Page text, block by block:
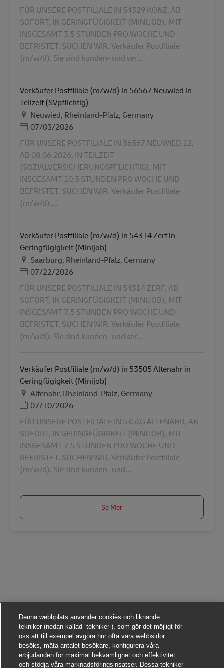
FÜR UNSERE POSTFILIALE IN 54329 KONZ, AB
SOFORT, IN GERINGFÜGIGKEIT (MINIJOB), MIT
INSGESAMT 3,5 STUNDEN PRO WOCHE UND
BEFRISTET, SUCHEN WIR. Verkäufer Postfiliale
(m/w/d). Sie sind kunden- und ser...
Verkäufer Postfiliale (m/w/d) in 56567 Neuwied in
Teilzeit (SVpflichtig)
PlatsNeuwied, Rheinland-Pfalz, Germany
Posted Date
07/03/2026
FÜR UNSERE POSTFILIALE IN 56567 NEUWIED 12,
AB 08.06.2026, IN TEILZEIT
(SOZIALVERSICHERUNGSPFLICHTIG), MIT
INSGESAMT 10,5 STUNDEN PRO WOCHE UND
BEFRISTET, SUCHEN WIR. Verkäufer Postfiliale
(m/w/d)....
Verkäufer Postfiliale (m/w/d) in 54314 Zerf in
Geringfügigkeit (Minijob)
PlatsSaarburg, Rheinland-Pfalz, Germany
Posted Date
07/22/2026
FÜR UNSERE POSTFILIALE IN 54314 ZERF, AB
SOFORT, IN GERINGFÜGIGKEIT (MINIJOB), MIT
INSGESAMT 7,5 STUNDEN PRO WOCHE UND
BEFRISTET, SUCHEN WIR. Verkäufer Postfiliale
(m/w/d). Sie sind kunden- und ser...
Verkäufer Postfiliale (m/w/d) in 53505 Altenahr in
Geringfügigkeit (Minijob)
PlatsAltenahr, Rheinland-Pfalz, Germany
Posted Date
07/10/2026
FÜR UNSERE POSTFILIALE IN 53505 ALTENAHR, AB
SOFORT, IN GERINGFÜGIGKEIT (MINIJOB), MIT
INSGESAMT 7,5 STUNDEN PRO WOCHE UND
BEFRISTET, SUCHEN WIR. Verkäufer Postfiliale
(m/w/d). Sie sind kunden- und...
Se Mer
Denna webbplats använder cookies och liknande
tekniker (nedan kallad ”tekniker”), som gör det möjligt för
oss att till exempel avgöra hur ofta våra webbsidor
besöks, mäta antalet besökare, konfigurera våra
erbjudanden för maximal bekvämlighet och effektivitet
och stödja våra marknadsföringsinsatser. Dessa tekniker